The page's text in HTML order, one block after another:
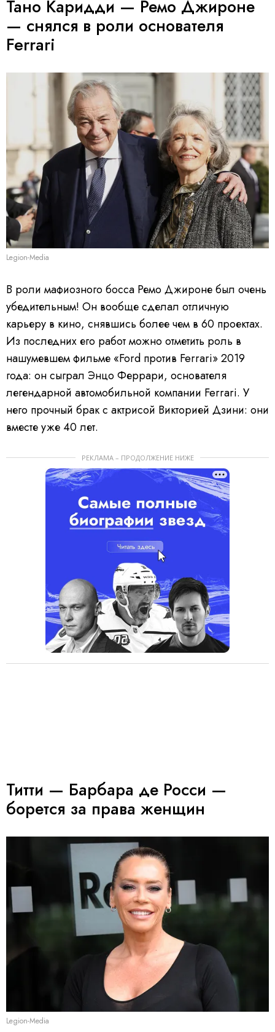
Тано Каридди — Ремо Джироне
— снялся в роли основателя
Ferrari
Legion-Media
В роли мафиозного босса Ремо Джироне был очень
убедительным! Он вообще сделал отличную
карьеру в кино, снявшись более чем в 60 проектах.
Из последних его работ можно отметить роль в
нашумевшем фильме «Ford против Ferrari» 2019
года: он сыграл Энцо Феррари, основателя
легендарной автомобильной компании Ferrari. У
него прочный брак с актрисой Викторией Дзини: они
вместе уже 40 лет.
РЕКЛАМА – ПРОДОЛЖЕНИЕ НИЖЕ
Титти — Барбара де Росси —
борется за права женщин
Legion-Media